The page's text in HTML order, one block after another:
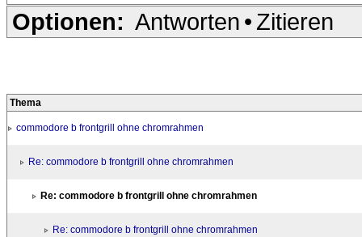
Optionen: Antworten • Zitieren
Thema
commodore b frontgrill ohne chromrahmen
Re: commodore b frontgrill ohne chromrahmen
Re: commodore b frontgrill ohne chromrahmen
Re: commodore b frontgrill ohne chromrahmen